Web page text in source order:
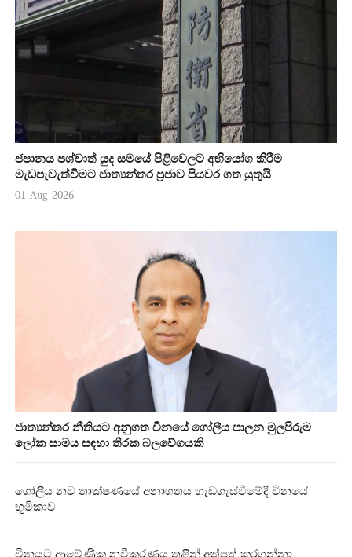
ජපානය පශ්චාත් යුද සමයේ පිළිවෙලට අභියෝග කිරීම
මැඩපැවැත්වීමට ජාත්‍යන්තර ප්‍රජාව පියවර ගත යුතුයි
01-Aug-2026
ජාත්‍යන්තර නීතියට අනුගත චීනයේ ගෝලීය පාලන මුලපිරුම
ලෝක සාමය සඳහා තීරක බලවේගයකි
ගෝලීය නව තාක්ෂණයේ අනාගතය හැඩගැස්වීමේදී චීනයේ
භූමිකාව
චීනයට ආවේණික නවීකරණය තුළින් අත්පත් කරගන්නා